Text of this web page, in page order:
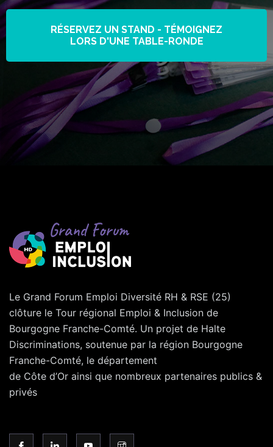
RÉSERVEZ UN STAND - TÉMOIGNEZ
LORS D'UNE TABLE-RONDE
Le Grand Forum Emploi Diversité RH & RSE (25)
clôture le Tour régional Emploi & Inclusion de
Bourgogne Franche-Comté. Un projet de Halte
Discriminations, soutenue par la région Bourgogne
Franche-Comté, le département
de Côte d’Or ainsi que nombreux partenaires publics &
privés